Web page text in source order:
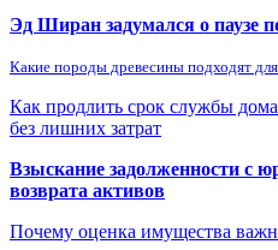
Эд Ширан задумался о паузе
Какие породы древесины подходят
Как продлить срок службы
без лишних затрат
Взыскание задолженности с
возврата активов
Почему оценка имущества